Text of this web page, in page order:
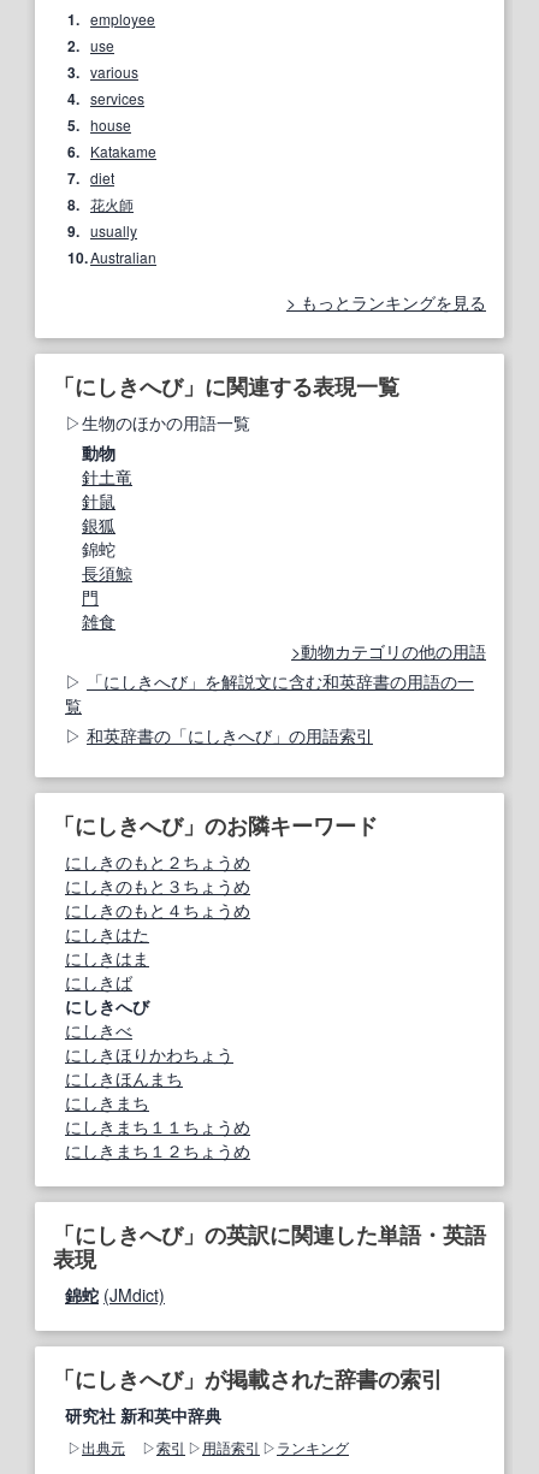
1. employee
2. use
3. various
4. services
5. house
6. Katakame
7. diet
8. 花火師
9. usually
10.Australian
もっとランキングを見る
「にしきへび」に関連する表現一覧
生物のほかの用語一覧
動物
針土竜
針鼠
銀狐
錦蛇
長須鯨
門
雑食
動物カテゴリの他の用語
「にしきへび」を解説文に含む和英辞書の用語の一
覧
和英辞書の「にしきへび」の用語索引
「にしきへび」のお隣キーワード
にしきのもと２ちょうめ
にしきのもと３ちょうめ
にしきのもと４ちょうめ
にしきはた
にしきはま
にしきば
にしきへび
にしきべ
にしきほりかわちょう
にしきほんまち
にしきまち
にしきまち１１ちょうめ
にしきまち１２ちょうめ
「にしきへび」の英訳に関連した単語・英語
表現
錦蛇 (JMdict)
「にしきへび」が掲載された辞書の索引
研究社 新和英中辞典
出典元 索引 用語索引
ランキング